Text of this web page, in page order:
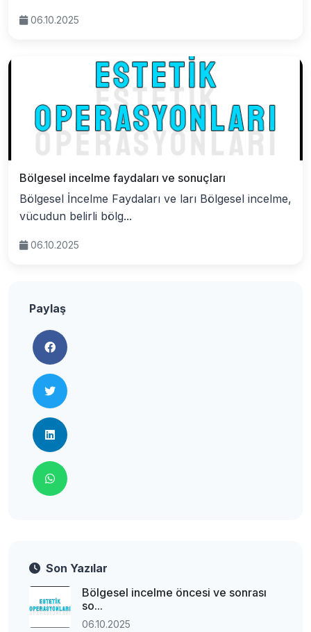
06.10.2025
Bölgesel incelme faydaları ve sonuçları
Bölgesel İncelme Faydaları ve ları Bölgesel incelme,
vücudun belirli bölg...
06.10.2025
Paylaş
Son Yazılar
Bölgesel incelme öncesi ve sonrası
so...
06.10.2025